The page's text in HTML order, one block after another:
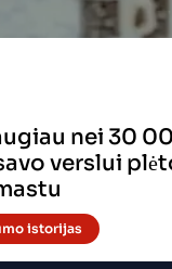
nei 30
verslui
istorijas